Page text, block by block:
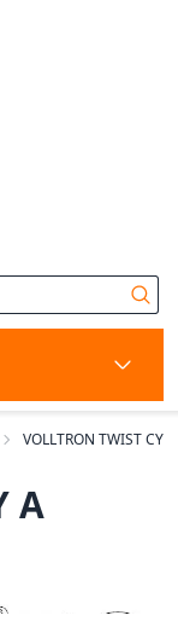
VOLLTRON TWIST CY
A